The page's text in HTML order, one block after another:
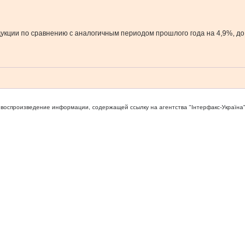
по сравнению с аналогичным периодом прошлого года на 4,9%,
информации, содержащей ссылку на агентства "Iнтерфакс-